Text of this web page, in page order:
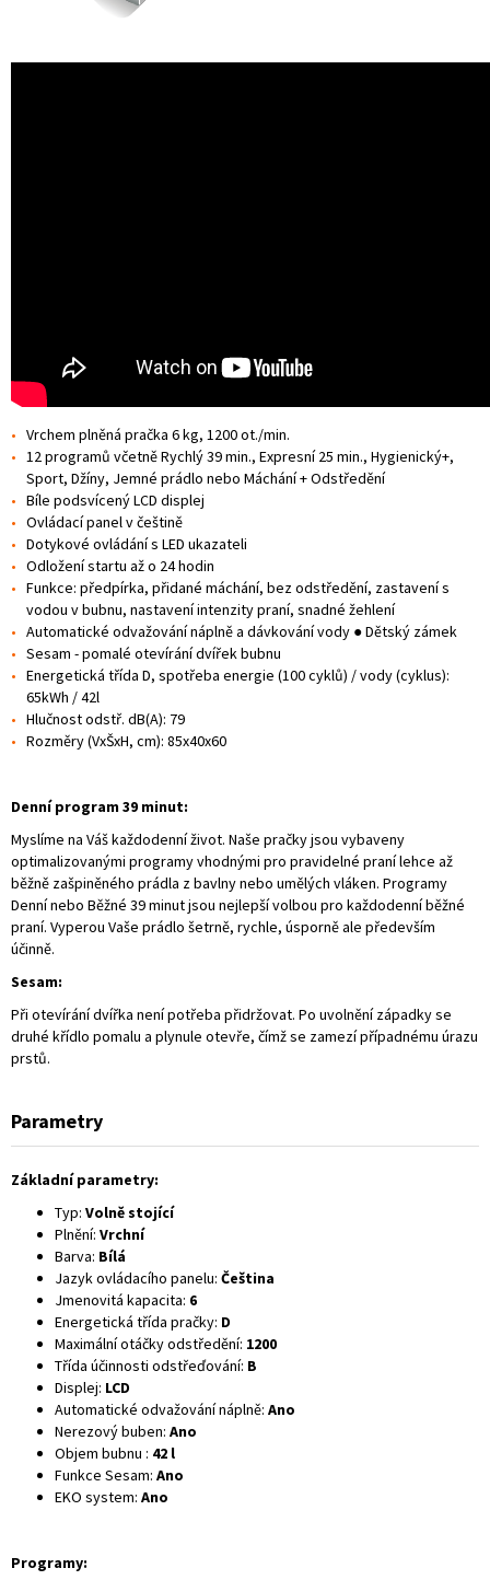
Vrchem plněná pračka 6 kg, 1200 ot./min.
12 programů včetně Rychlý 39 min., Expresní 25 min., Hygienický+,
Sport, Džíny, Jemné prádlo nebo Máchání + Odstředění
Bíle podsvícený LCD displej
Ovládací panel v češtině
Dotykové ovládání s LED ukazateli
Odložení startu až o 24 hodin
Funkce: předpírka, přidané máchání, bez odstředění, zastavení s
vodou v bubnu, nastavení intenzity praní, snadné žehlení
Automatické odvažování náplně a dávkování vody ● Dětský zámek
Sesam - pomalé otevírání dvířek bubnu
Energetická třída D, spotřeba energie (100 cyklů) / vody (cyklus):
65kWh / 42l
Hlučnost odstř. dB(A): 79
Rozměry (VxŠxH, cm): 85x40x60
Denní program 39 minut:
Myslíme na Váš každodenní život. Naše pračky jsou vybaveny
optimalizovanými programy vhodnými pro pravidelné praní lehce až
běžně zašpiněného prádla z bavlny nebo umělých vláken. Programy
Denní nebo Běžné 39 minut jsou nejlepší volbou pro každodenní běžné
praní. Vyperou Vaše prádlo šetrně, rychle, úsporně ale především
účinně.
Sesam:
Při otevírání dvířka není potřeba přidržovat. Po uvolnění západky se
druhé křídlo pomalu a plynule otevře, čímž se zamezí případnému úrazu
prstů.
Parametry
Základní parametry:
Typ: Volně stojící
Plnění: Vrchní
Barva: Bílá
Jazyk ovládacího panelu: Čeština
Jmenovitá kapacita: 6
Energetická třída pračky: D
Maximální otáčky odstředění: 1200
Třída účinnosti odstřeďování: B
Displej: LCD
Automatické odvažování náplně: Ano
Nerezový buben: Ano
Objem bubnu : 42 l
Funkce Sesam: Ano
EKO system: Ano
Programy: